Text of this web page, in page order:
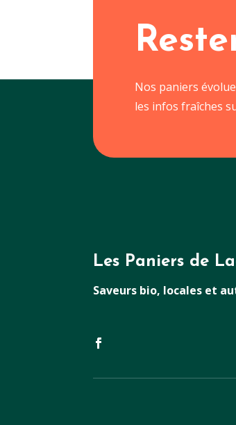
Nos paniers
les infos fraîches
Les Paniers de
Saveurs bio, locales et